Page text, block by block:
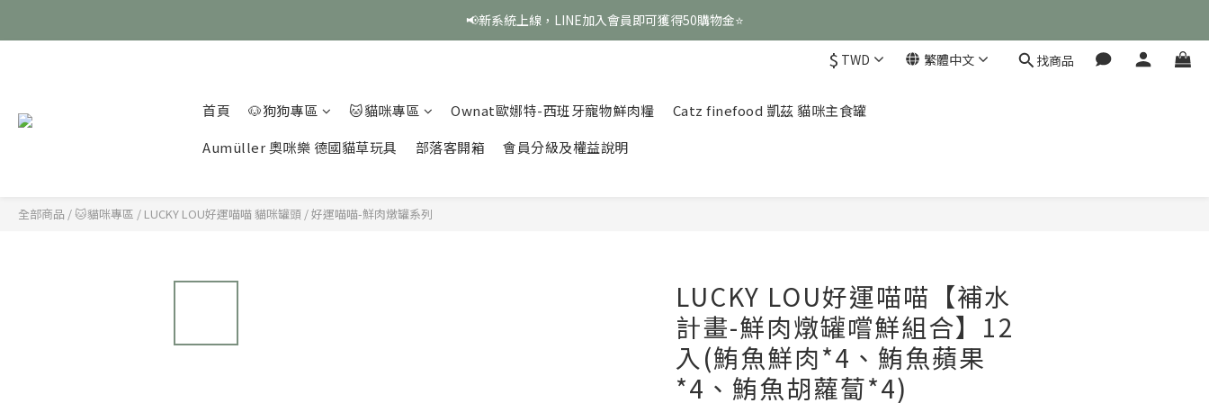
📢新系統上線，LINE加入會員即可獲得50購物金⭐
$ TWD 繁體中文 找商品
首頁 🐶狗狗專區 🐱貓咪專區 Ownat歐娜特-西班牙寵物鮮肉糧
Catz finefood 凱茲 貓咪主食罐
Aumüller 奧咪樂 德國貓草玩具
部落客開箱 會員分級及權益說明
全部商品 / 🐱貓咪專區 / LUCKY LOU好運喵喵 貓咪罐頭 /好運喵喵-鮮肉燉罐系列
LUCKY LOU好運喵喵【補水
計畫-鮮肉燉罐嚐鮮組合】12
入(鮪魚鮮肉*4、鮪魚蘋果
*4、鮪魚胡蘿蔔*4)